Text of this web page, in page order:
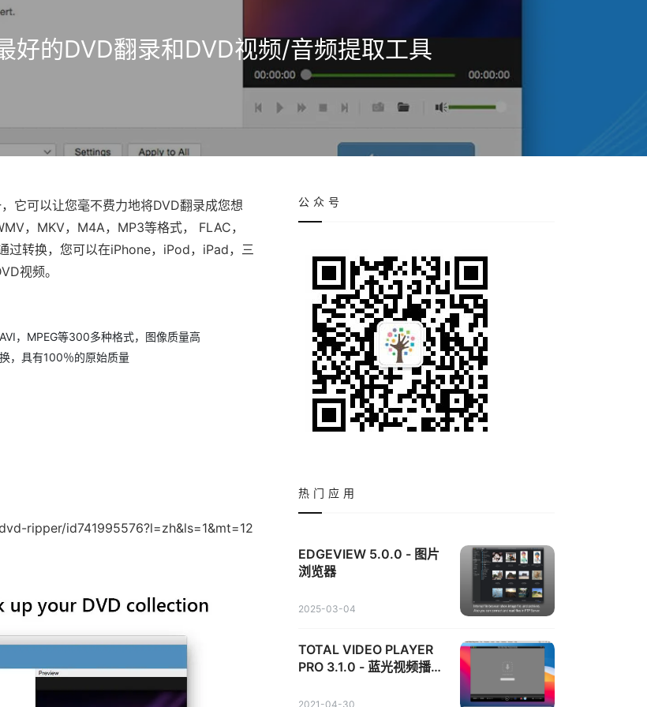
的DVD翻录和DVD视频/音频提取工具
它可以让您毫不费力地将DVD翻录成您想
，MKV，M4A，MP3等格式， FLAC，
过转换，您可以在iPhone，iPod，iPad，三
视频。
，MPEG等300多种格式，图像质量高
，具有100％的原始质量
ripper/id741995576?l=zh&ls=1&mt=12
公众号
热门应用
EDGEVIEW 5.0.0 - 图片
浏览器
2025-03-04
TOTAL VIDEO PLAYER
PRO 3.1.0 - 蓝光视频播放
2021-04-30